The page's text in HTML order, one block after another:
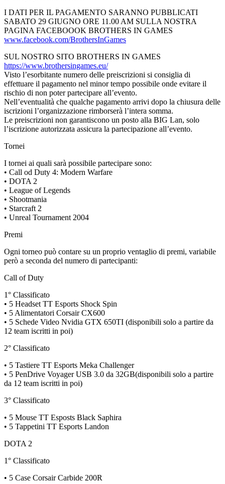
I DATI PER IL PAGAMENTO SARANNO PUBBLICATI
SABATO 29 GIUGNO ORE 11.00 AM SULLA NOSTRA
PAGINA FACEBOOOK BROTHERS IN GAMES
www.facebook.com/BrothersInGames
SUL NOSTRO SITO BROTHERS IN GAMES
https://www.brothersingames.eu/
Visto l’esorbitante numero delle preiscrizioni si consiglia di
effettuare il pagamento nel minor tempo possibile onde evitare il
rischio di non poter partecipare all’evento.
Nell’eventualità che qualche pagamento arrivi dopo la chiusura delle
iscrizioni l’organizzazione rimborserà l’intera somma.
Le preiscrizioni non garantiscono un posto alla BIG Lan, solo
l’iscrizione autorizzata assicura la partecipazione all’evento.
Tornei
I tornei ai quali sarà possibile partecipare sono:
• Call od Duty 4: Modern Warfare
• DOTA 2
• League of Legends
• Shootmania
• Starcraft 2
• Unreal Tournament 2004
Premi
Ogni torneo può contare su un proprio ventaglio di premi, variabile
però a seconda del numero di partecipanti:
Call of Duty
1° Classificato
• 5 Headset TT Esports Shock Spin
• 5 Alimentatori Corsair CX600
• 5 Schede Video Nvidia GTX 650TI (disponibili solo a partire da
12 team iscritti in poi)
2° Classificato
• 5 Tastiere TT Esports Meka Challenger
• 5 PenDrive Voyager USB 3.0 da 32GB(disponibili solo a partire
da 12 team iscritti in poi)
3° Classificato
• 5 Mouse TT Esposts Black Saphira
• 5 Tappetini TT Esports Landon
DOTA 2
1° Classificato
• 5 Case Corsair Carbide 200R